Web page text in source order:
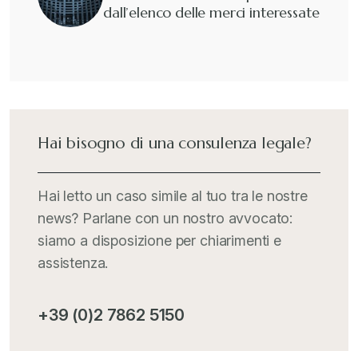
dall’elenco delle merci interessate
Hai bisogno di una consulenza legale?
Hai letto un caso simile al tuo tra le nostre
news? Parlane con un nostro avvocato:
siamo a disposizione per chiarimenti e
assistenza.
+39 (0)2 7862 5150